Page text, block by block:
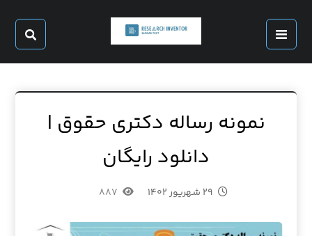
نمونه رساله دکتری حقوق |
دانلود رایگان
۲۹ شهریور ۱۴۰۲ ۸۸۷